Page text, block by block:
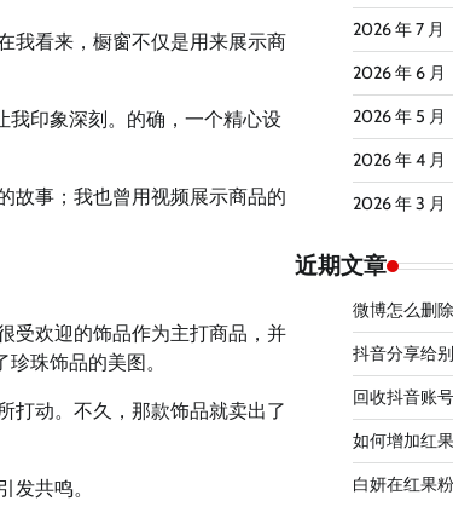
我看来，橱窗不仅是用来展示商
我印象深刻。的确，一个精心设
故事；我也曾用视频展示商品的
受欢迎的饰品作为主打商品，并
珠饰品的美图。
打动。不久，那款饰品就卖出了
共鸣。
2026 年 7 月
2026 年 6 月
2026 年 5 月
2026 年 4 月
2026 年 3 月
近期文章
微博怎么删
抖音分享给
回收抖音账
如何增加红
白妍在红果